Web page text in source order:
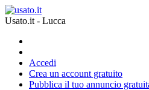
Usato.it - Lucca
Accedi
Crea un account gratuito
Pubblica il tuo annuncio